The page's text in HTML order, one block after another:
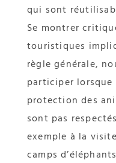
qui sont
Se montrer
touristiques
règle générale,
participer
protection des
sont pas
exemple à la
camps